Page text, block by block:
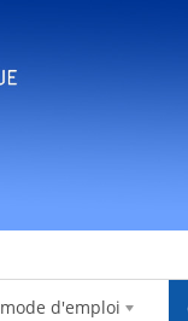
mode d'emploi